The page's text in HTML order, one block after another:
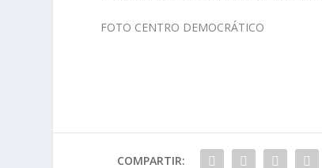
FOTO CENTRO DEMOCRÁTICO
COMPARTIR: